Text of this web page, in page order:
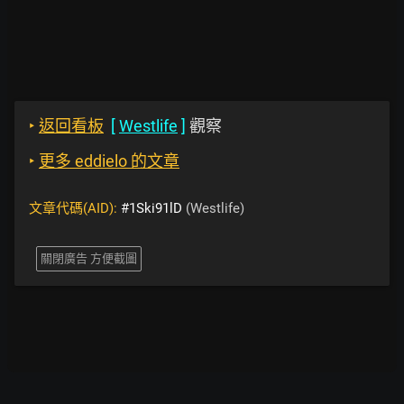
‣ 返回看板 [Westlife ] 觀察
‣ 更多 eddielo 的文章
文章代碼(AID): #1Ski91lD (Westlife)
關閉廣告 方便截圖